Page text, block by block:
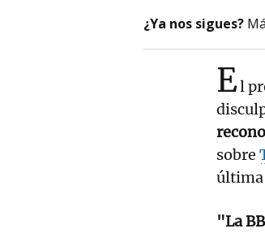
¿Ya nos sigues?
El
sobre
última
"La